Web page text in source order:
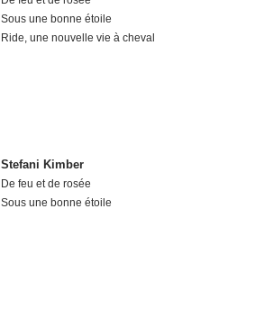
Sous une bonne étoile
Ride, une nouvelle vie à cheval
Stefani Kimber
De feu et de rosée
Sous une bonne étoile